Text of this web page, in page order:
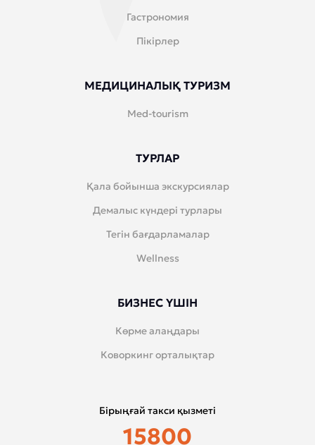
Гастрономия
Пікірлер
МЕДИЦИНАЛЫҚ ТУРИЗМ
Med-tourism
ТУРЛАР
Қала бойынша экскурсиялар
Демалыс күндері турлары
Тегін бағдарламалар
Wellness
БИЗНЕС ҮШІН
Көрме алаңдары
Коворкинг орталықтар
Бірыңғай такси қызметі
15800